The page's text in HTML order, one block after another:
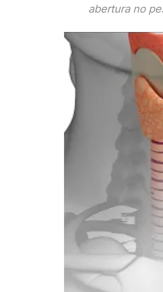
abertura no